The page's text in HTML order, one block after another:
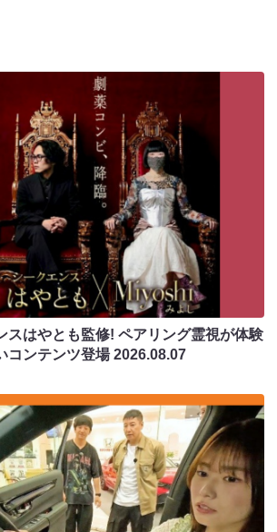
スはやとも監修! ペアリング霊視が体験
コンテンツ登場2026.08.07